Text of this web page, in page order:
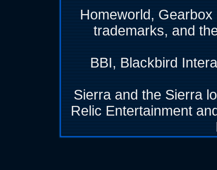
Homeworld,
trademarks, and
BBI, Blackbird
Sierra and the Sierra
Relic Entertainment